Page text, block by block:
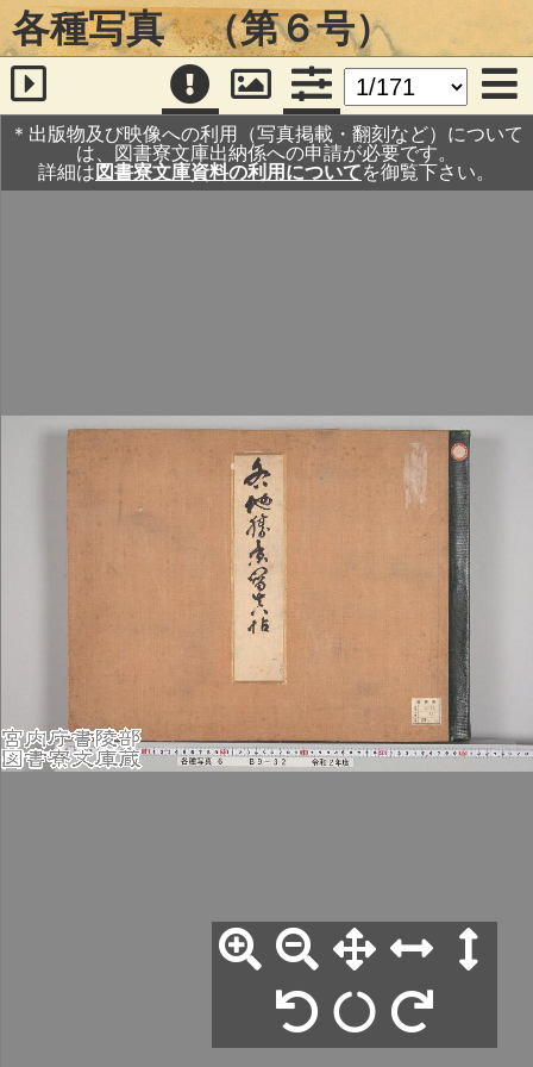
各種写真 （第６号）
＊出版物及び映像への利用（写真掲載・翻刻など）について
は、図書寮文庫出納係への申請が必要です。
詳細は 図書寮文庫資料の利用についてを御覧下さい。